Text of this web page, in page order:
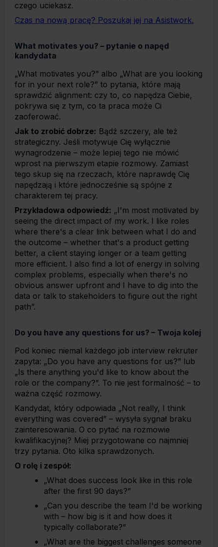
czego uciekasz.
Czas na nową pracę? Poszukaj jej na Asistwork.
What motivates you? – pytanie o napęd
kandydata
„What motivates you?” albo „What are you looking
for in your next role?” to pytania, które mają
sprawdzić alignment: czy to, co napędza Ciebie,
pokrywa się z tym, co ta praca może Ci
zaoferować.
Jak to zrobić dobrze: Bądź szczery, ale też
strategiczny. Jeśli motywuje Cię wyłącznie
wynagrodzenie – może lepiej tego nie mówić
wprost na pierwszym etapie rozmowy. Zamiast
tego skup się na rzeczach, które naprawdę Cię
napędzają i które jednocześnie są spójne z
charakterem tej pracy.
Przykładowa odpowiedź: „I'm most motivated by
seeing the direct impact of my work. I like roles
where there's a clear link between what I do and
the outcome – whether that's a product getting
better, a client staying longer or a team getting
more efficient. I also find a lot of energy in solving
complex problems, especially when there's no
obvious answer upfront and I have to dig into the
data or talk to stakeholders to figure out the right
path”.
Do you have any questions for us? – Twoja kolej
Pod koniec niemal każdego job interview rekruter
zapyta: „Do you have any questions for us?” lub
„Is there anything you'd like to know about the
role or the company?”. To nie jest formalność – to
ważna część rozmowy.
Kandydat, który odpowiada „Not really, I think
everything was covered” – wysyła sygnał braku
zainteresowania. O co pytać na rozmowie
kwalifikacyjnej? Miej przygotowane co najmniej
trzy pytania. Oto kilka sprawdzonych.
O rolę i zespół:
„What does success look like in this role
after the first 90 days?”
„Can you describe the team I'd be working
with – how big is it and how does it
typically collaborate?”
„What are the biggest challenges someone